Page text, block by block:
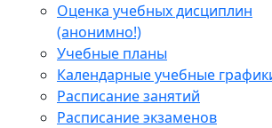
Оценка учебных дисциплин
(анонимно!)
Учебные планы
Календарные учебные
Расписание занятий
Расписание экзаменов